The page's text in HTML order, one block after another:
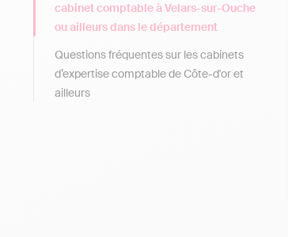
cabinet comptable à Velars-sur-Ouche
ou ailleurs dans le département
Questions fréquentes sur les cabinets
d’expertise comptable de Côte-d'or et
ailleurs